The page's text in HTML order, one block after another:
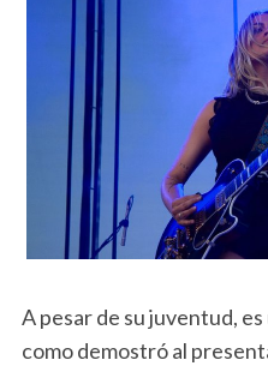
A pesar de su juventud,
como demostró al